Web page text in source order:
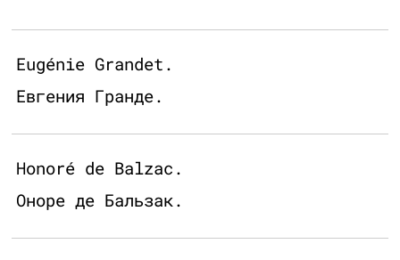
Eugénie Grandet.
Евгения Гранде.
Honoré de Balzac.
Оноре де Бальзак.